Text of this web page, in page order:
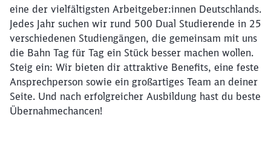
eine der vielfältigsten Arbeitgeber:innen Deutschlands.
Jedes Jahr suchen wir rund 500 Dual Studierende in 25
verschiedenen Studiengängen, die gemeinsam mit uns
die Bahn Tag für Tag ein Stück besser machen wollen.
Steig ein: Wir bieten dir attraktive Benefits, eine feste
Ansprechperson sowie ein großartiges Team an deiner
Seite. Und nach erfolgreicher Ausbildung hast du beste
Übernahmechancen!